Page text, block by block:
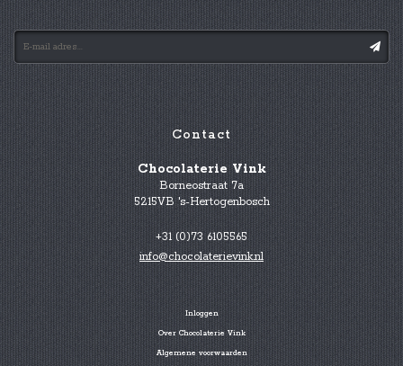
Contact
Chocolaterie Vink
Borneostraat 7a
5215VB 's-Hertogenbosch
+31 (0)73 6105565
info@chocolaterievink.nl
Inloggen
Over Chocolaterie Vink
Algemene voorwaarden